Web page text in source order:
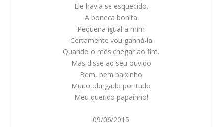
Ele havia se esquecido.
A boneca bonita
Pequena igual a mim
Certamente vou ganhá-la
Quando o mês chegar ao fim.
Mas disse ao seu ouvido
Bem, bem baixinho
Muito obrigado por tudo
Meu querido papaínho!
09/06/2015